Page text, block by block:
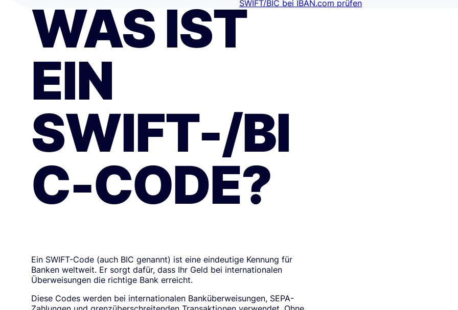
SWIFT/BIC bei IBAN.com prüfen
WAS IST
EIN
SWIFT-/BI
C-CODE?
Ein SWIFT-Code (auch BIC genannt) ist eine eindeutige Kennung für
Banken weltweit. Er sorgt dafür, dass Ihr Geld bei internationalen
Überweisungen die richtige Bank erreicht.
Diese Codes werden bei internationalen Banküberweisungen, SEPA-